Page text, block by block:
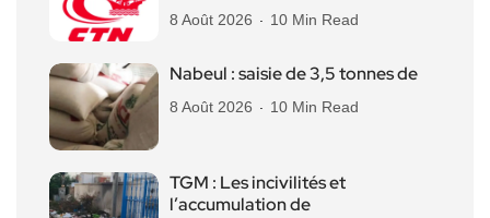
8 Août 2026 10 Min Read
Nabeul : saisie de 3,5 tonnes de
8 Août 2026 10 Min Read
TGM : Les incivilités et
l’accumulation de